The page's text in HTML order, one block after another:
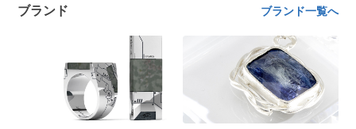
ブランド ブランド一覧へ